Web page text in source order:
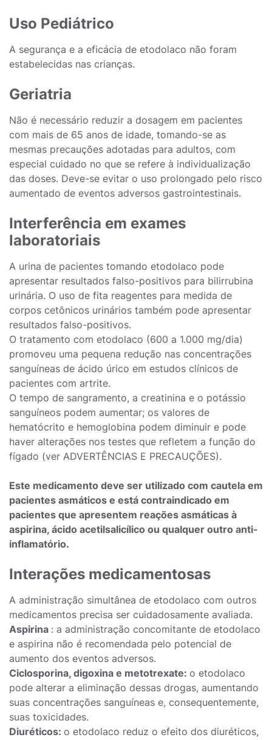
Uso Pediátrico
A segurança e a eficácia de etodolaco não foram
estabelecidas nas crianças.
Geriatria
Não é necessário reduzir a dosagem em pacientes
com mais de 65 anos de idade, tomando-se as
mesmas precauções adotadas para adultos, com
especial cuidado no que se refere à individualização
das doses. Deve-se evitar o uso prolongado pelo risco
aumentado de eventos adversos gastrointestinais.
Interferência em exames
laboratoriais
A urina de pacientes tomando etodolaco pode
apresentar resultados falso-positivos para bilirrubina
urinária. O uso de fita reagentes para medida de
corpos cetônicos urinários também pode apresentar
resultados falso-positivos.
O tratamento com etodolaco (600 a 1.000 mg/dia)
promoveu uma pequena redução nas concentrações
sanguíneas de ácido úrico em estudos clínicos de
pacientes com artrite.
O tempo de sangramento, a creatinina e o potássio
sanguíneos podem aumentar; os valores de
hematócrito e hemoglobina podem diminuir e pode
haver alterações nos testes que refletem a função do
fígado (ver ADVERTÊNCIAS E PRECAUÇÕES).
Este medicamento deve ser utilizado com cautela em
pacientes asmáticos e está contraindicado em
pacientes que apresentem reações asmáticas à
aspirina, ácido acetilsalicílico ou qualquer outro anti-
inflamatório.
Interações medicamentosas
A administração simultânea de etodolaco com outros
medicamentos precisa ser cuidadosamente avaliada.
Aspirina : a administração concomitante de etodolaco
e aspirina não é recomendada pelo potencial de
aumento dos eventos adversos.
Ciclosporina, digoxina e metotrexate: o etodolaco
pode alterar a eliminação dessas drogas, aumentando
suas concentrações sanguíneas e, consequentemente,
suas toxicidades.
Diuréticos: o etodolaco reduz o efeito dos diuréticos,